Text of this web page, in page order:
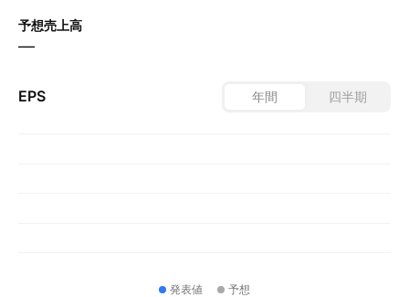
予想売上高
—
EPS 年間 四半期
発表値 予想